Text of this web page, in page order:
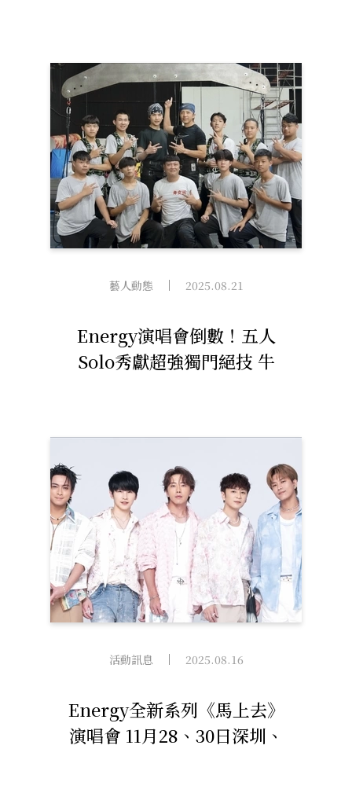
藝人動態
Energy演唱會倒數！五人
Solo秀獻超強獨門絕技 牛
2025.08.21
活動訊息
Energy全新系列《馬上去》
演唱會 11月28、30日深圳、
2025.08.16